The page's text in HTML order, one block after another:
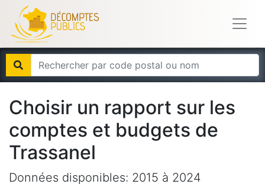
Choisir un rapport sur les
comptes et budgets de
Trassanel
Données disponibles: 2015 à 2024